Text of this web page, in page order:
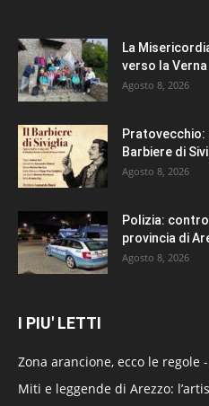
La
verso la Verna
Agosto 8, 2026
Pratovecchio:
Barbiere di
Agosto 8, 2026
Polizia:
provincia di
Agosto 8, 2026
I PIU' LETTI
Zona arancione, ecco le regole
Miti e leggende di Arezzo: